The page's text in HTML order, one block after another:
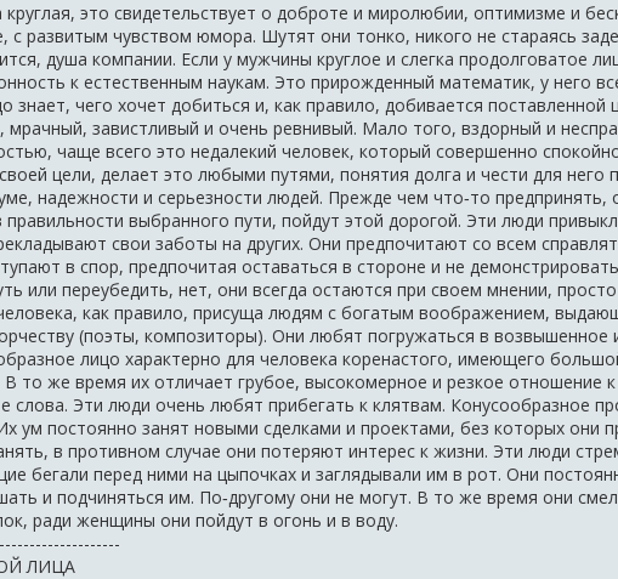
это свидетельствует о доброте и миролюбии, оптимизме и
с развитым чувством юмора. Шутят они тонко, никого не стараясь
душа компании. Если у мужчины круглое и слегка продолговатое
к естественным наукам. Это прирожденный математик, у него
знает, чего хочет добиться и, как правило, добивается
завистливый и очень ревнивый. Мало того, вздорный и
чаще всего это недалекий человек, который совершенно
цели, делает это любыми путями, понятия долга и чести для него
надежности и серьезности людей. Прежде чем что‑то
выбранного пути, пойдут этой дорогой. Эти люди
свои заботы на других. Они предпочитают со всем
в спор, предпочитая оставаться в стороне и не
или переубедить, нет, они всегда остаются при своем мнении,
как правило, присуща людям с богатым воображением,
(поэты, композиторы). Они любят погружаться в
лицо характерно для человека коренастого, имеющего
то же время их отличает грубое, высокомерное и резкое отношение
слова. Эти люди очень любят прибегать к клятвам. Конусообразное
ум постоянно занят новыми сделками и проектами, без которых они
в противном случае они потеряют интерес к жизни. Эти люди
бегали перед ними на цыпочках и заглядывали им в рот. Они
и подчиняться им. По‑другому они не могут. В то же время они
ради женщины они пойдут в огонь и в воду.
ЛИЦА